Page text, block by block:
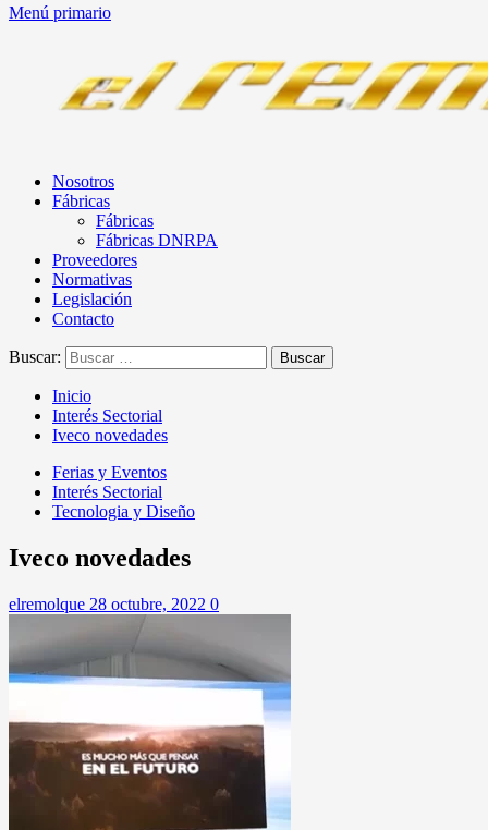
Menú primario
Nosotros
Fábricas
Fábricas
Fábricas DNRPA
Proveedores
Normativas
Legislación
Contacto
Buscar:
Inicio
Interés Sectorial
Iveco novedades
Ferias y Eventos
Interés Sectorial
Tecnologia y Diseño
Iveco novedades
elremolque 28 octubre, 2022 0